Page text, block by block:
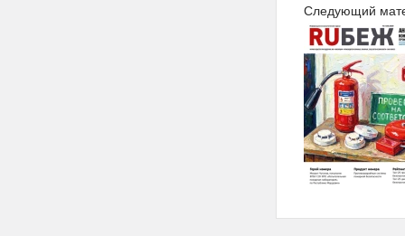
Следующий